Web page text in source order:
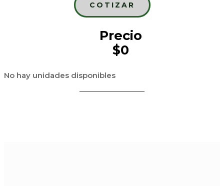
COTIZAR
Precio
$0
No hay unidades disponibles